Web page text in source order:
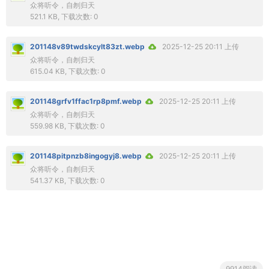
众将听令，自刎归天
521.1 KB, 下载次数: 0
201148v89twdskcylt83zt.webp
2025-12-25 20:11 上传
众将听令，自刎归天
615.04 KB, 下载次数: 0
201148grfv1ffac1rp8pmf.webp
2025-12-25 20:11 上传
众将听令，自刎归天
559.98 KB, 下载次数: 0
201148pitpnzb8ingogyj8.webp
2025-12-25 20:11 上传
众将听令，自刎归天
541.37 KB, 下载次数: 0